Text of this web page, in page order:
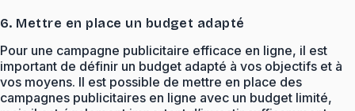
6. Mettre en place un budget adapté
Pour une campagne publicitaire efficace en ligne, il est
important de définir un budget adapté à vos objectifs et à
vos moyens. Il est possible de mettre en place des
campagnes publicitaires en ligne avec un budget limité,